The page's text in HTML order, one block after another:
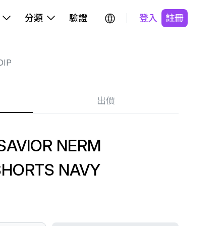
分類 驗證 登入 註冊
出價
NERM
NAVY